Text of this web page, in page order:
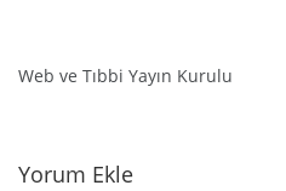
Web ve Tıbbi Yayın Kurulu
Yorumlar
Yorum Ekle